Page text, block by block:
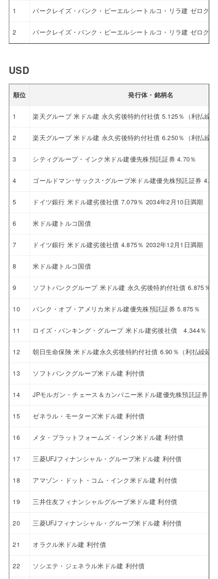
1 バークレイズ・バンク・ピーエルシートルコ・リラ建 ゼロクー
2 バークレイズ・バンク・ピーエルシートルコ・リラ建 ゼロクー
USD
順位 発行体・銘柄名
1 楽天グループ 米ドル建 永久劣後特約付社債 5.125％（利払繰
2 楽天グループ 米ドル建 永久劣後特約付社債 6.250％（利払繰
3 シティグループ・インク米ドル建優先株預託証券 4.70％
4 ゴールドマン･サックス･グループ米ドル建優先株預託証券
5 ドイツ銀行 米ドル建劣後社債 7.079％ 2034年2月10日満期
6 米ドル建トルコ国債
7 ドイツ銀行 米ドル建劣後社債 4.875％ 2032年12月1日満期
8 米ドル建トルコ国債
9 ソフトバンクグループ 米ドル建 永久劣後特約付社債 6.875％
10 バンク・オブ・アメリカ米ドル建優先株預託証券 5.875％
11 ロイズ・バンキング・グループ 米ドル建劣後社債 4.344％
12 朝日生命保険 米ドル建永久劣後特約付社債 6.90％（利払繰延
13 ソフトバンクグループ米ドル建 利付債
14 JPモルガン・チェース＆カンパニー米ドル建優先株預託証券
15 ゼネラル・モーターズ米ドル建 利付債
16 メタ・プラットフォームズ・インク米ドル建 利付債
17 三菱UFJフィナンシャル・グループ米ドル建 利付債
18 アマゾン・ドット・コム・インク米ドル建 利付債
19 三井住友フィナンシャルグループ米ドル建 利付債
20 三菱UFJフィナンシャル・グループ米ドル建 利付債
21 オラクル米ドル建 利付債
22 ソシエテ・ジェネラル米ドル建 利付債